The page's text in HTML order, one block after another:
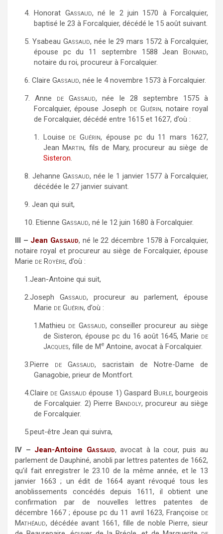
4.Honorat Gassaud, né le 2 juin 1570 à Forcalquier,
baptisé le 23 à Forcalquier, décédé le 15 août suivant.
5. Ysabeau Gassaud, née le 29 mars 1572 à Forcalquier,
épouse pc du 11 septembre 1588 Jean Bonard,
notaire du roi, procureur à Forcalquier.
6. Claire Gassaud, née le 4 novembre 1573 à Forcalquier.
7.Anne de Gassaud, née le 28 septembre 1575 à
Forcalquier, épouse Joseph de Guérin, notaire royal
de Forcalquier, décédé entre 1615 et 1627, d’où :
1. Louise de Guérin, épouse pc du 11 mars 1627,
JeanMartin, fils de Mary, procureur au siège de
Sisteron.
8. Jehanne Gassaud, née le 1 janvier 1577 à Forcalquier,
décédée le 27 janvier suivant.
9. Jean qui suit,
10. Etienne Gassaud, né le 12 juin 1680 à Forcalquier.
III – Jean Gassaud, né le 22 décembre 1578 à Forcalquier,
notaire royal et procureur au siège de Forcalquier, épouse
Marie de Royère, d’où :
1.Jean-Antoine qui suit,
2.Joseph Gassaud, procureur au parlement, épouse
Marie de Guérin, d’où :
1.Mathieu de Gassaud, conseiller procureur au siège
de Sisteron, épouse pc du 16 août 1645, Marie de
Jacques, fille de MeAntoine, avocat à Forcalquier.
3.Pierre de Gassaud, sacristain de Notre-Dame de
Ganagobie, prieur de Montfort.
4.Claire de Gassaud épouse 1) Gaspard Burle,bourgeois
de Forcalquier. 2) Pierre Bandoly, procureur au siège
de Forcalquier.
5.peut-être Jean qui suivra,
IV – Jean-Antoine Gassaud, avocat à la cour, puis au
parlement de Dauphiné, anobli par lettres patentes de 1662,
qu’il fait enregistrer le 23.10 de la même année, et le 13
janvier 1663 ; un édit de 1664 ayant révoqué tous les
anoblissements concédés depuis 1611, il obtient une
confirmation par de nouvelles lettres patentes de
décembre 1667 ; épouse pc du 11 avril 1623, Françoise de
Mathéaud, décédée avant 1661, fille de noble Pierre, sieur